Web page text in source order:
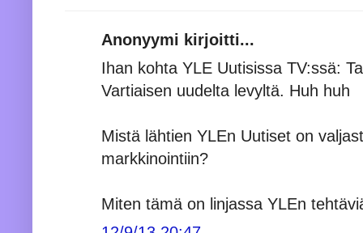
Anonyymi kirjoitti...
Ihan kohta YLE Uutisissa TV:ssä:
Vartiaisen uudelta levyltä. Huh huh
Mistä lähtien YLEn Uutiset on
markkinointiin?
Miten tämä on linjassa YLEn